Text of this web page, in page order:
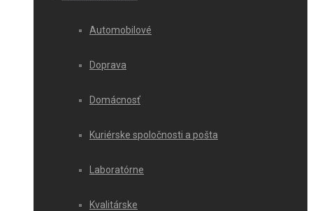
Automobilové
Doprava
Domácnosť
Kuriérske spoločnosti a pošta
Laboratórne
Kvalitárske